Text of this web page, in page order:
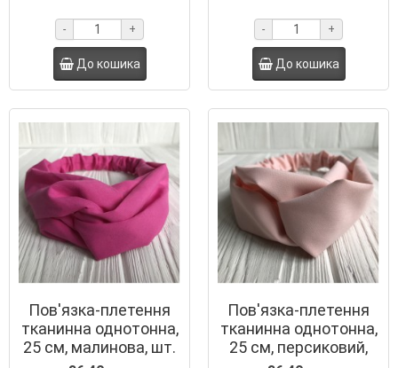
- +
До кошика
- +
До кошика
Пов'язка-плетення
тканинна однотонна,
25 см, малинова, шт.
Пов'язка-плетення
тканинна однотонна,
25 см, персиковий,